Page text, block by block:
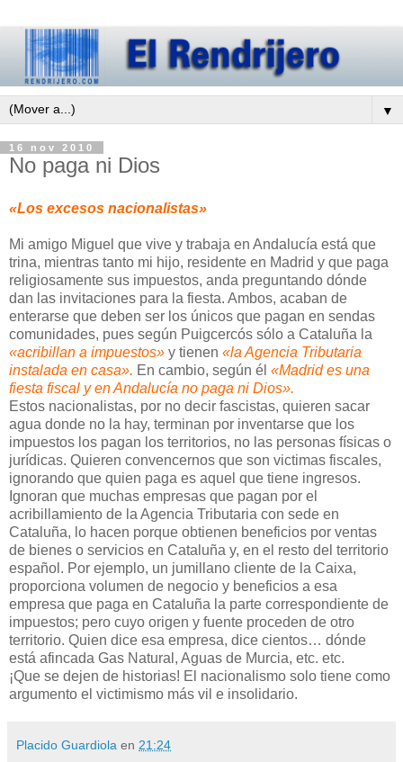
▼
16 nov 2010
No paga ni Dios
«Los excesos nacionalistas»
Mi amigo Miguel que vive y trabaja en Andalucía está que
trina, mientras tanto mi hijo, residente en Madrid y que paga
religiosamente sus impuestos, anda preguntando dónde
dan las invitaciones para la fiesta. Ambos, acaban de
enterarse que deben ser los únicos que pagan en sendas
comunidades, pues según Puigcercós sólo a Cataluña la
«acribillan a impuestos» y tienen «la Agencia Tributaria
instalada en casa». En cambio, según él «Madrid es una
fiesta fiscal y en Andalucía no paga ni Dios».
Estos nacionalistas, por no decir fascistas, quieren sacar
agua donde no la hay, terminan por inventarse que los
impuestos los pagan los territorios, no las personas físicas o
jurídicas. Quieren convencernos que son victimas fiscales,
ignorando que quien paga es aquel que tiene ingresos.
Ignoran que muchas empresas que pagan por el
acribillamiento de la Agencia Tributaria con sede en
Cataluña, lo hacen porque obtienen beneficios por ventas
de bienes o servicios en Cataluña y, en el resto del territorio
español. Por ejemplo, un jumillano cliente de la Caixa,
proporciona volumen de negocio y beneficios a esa
empresa que paga en Cataluña la parte correspondiente de
impuestos; pero cuyo origen y fuente proceden de otro
territorio. Quien dice esa empresa, dice cientos… dónde
está afincada Gas Natural, Aguas de Murcia, etc. etc.
¡Que se dejen de historias! El nacionalismo solo tiene como
argumento el victimismo más vil e insolidario.
Placido Guardiola en 21:24